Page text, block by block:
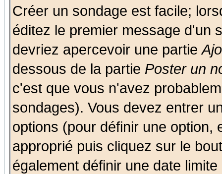
Créer un sondage est facile;
éditez le premier message d'un
devriez apercevoir une partie
dessous de la partie Poster un
c'est que vous n'avez
sondages). Vous devez entrer
options (pour définir une option,
approprié puis cliquez sur le
également définir une date